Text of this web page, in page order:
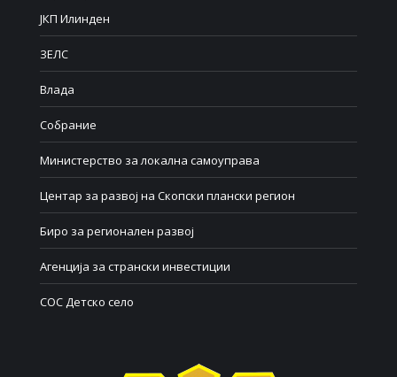
ЈКП Илинден
ЗЕЛС
Влада
Собрание
Министерство за локална самоуправа
Центар за развој на Скопски плански регион
Биро за регионален развој
Агенција за странски инвестиции
СОС Детско село